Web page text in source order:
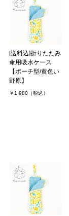
[送料込]折りたたみ
傘用吸水ケース
【ポーチ型/黄色い
野原】
￥1,980（税込）